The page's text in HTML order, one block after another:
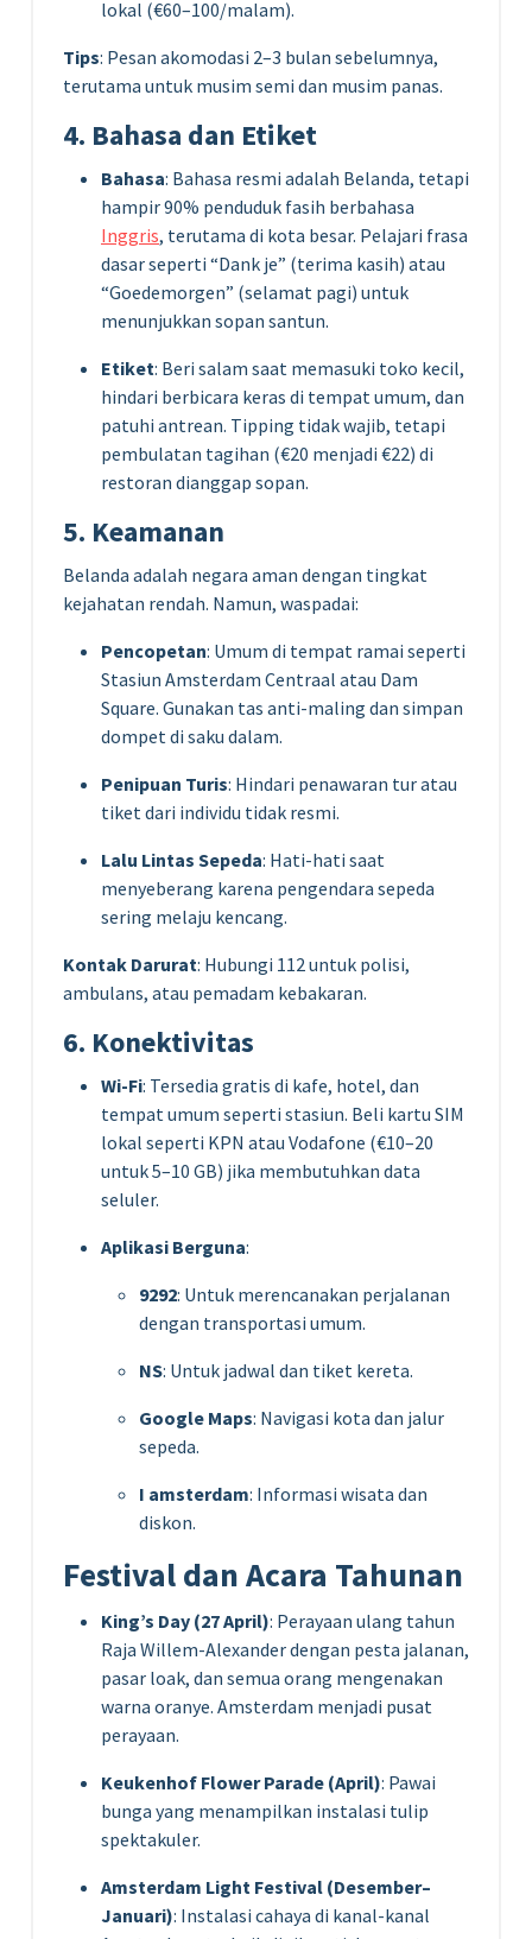
lokal (€60–100/malam).
Tips: Pesan akomodasi 2–3 bulan sebelumnya,
terutama untuk musim semi dan musim panas.
4. Bahasa dan Etiket
Bahasa: Bahasa resmi adalah Belanda, tetapi
hampir 90% penduduk fasih berbahasa
Inggris, terutama di kota besar. Pelajari frasa
dasar seperti “Dank je” (terima kasih) atau
“Goedemorgen” (selamat pagi) untuk
menunjukkan sopan santun.
Etiket: Beri salam saat memasuki toko kecil,
hindari berbicara keras di tempat umum, dan
patuhi antrean. Tipping tidak wajib, tetapi
pembulatan tagihan (€20 menjadi €22) di
restoran dianggap sopan.
5. Keamanan
Belanda adalah negara aman dengan tingkat
kejahatan rendah. Namun, waspadai:
Pencopetan: Umum di tempat ramai seperti
Stasiun Amsterdam Centraal atau Dam
Square. Gunakan tas anti-maling dan simpan
dompet di saku dalam.
Penipuan Turis: Hindari penawaran tur atau
tiket dari individu tidak resmi.
Lalu Lintas Sepeda: Hati-hati saat
menyeberang karena pengendara sepeda
sering melaju kencang.
Kontak Darurat: Hubungi 112 untuk polisi,
ambulans, atau pemadam kebakaran.
6. Konektivitas
Wi-Fi: Tersedia gratis di kafe, hotel, dan
tempat umum seperti stasiun. Beli kartu SIM
lokal seperti KPN atau Vodafone (€10–20
untuk 5–10 GB) jika membutuhkan data
seluler.
Aplikasi Berguna:
9292: Untuk merencanakan perjalanan
dengan transportasi umum.
NS: Untuk jadwal dan tiket kereta.
Google Maps: Navigasi kota dan jalur
sepeda.
I amsterdam: Informasi wisata dan
diskon.
Festival dan Acara Tahunan
King’s Day (27 April): Perayaan ulang tahun
Raja Willem-Alexander dengan pesta jalanan,
pasar loak, dan semua orang mengenakan
warna oranye. Amsterdam menjadi pusat
perayaan.
Keukenhof Flower Parade (April): Pawai
bunga yang menampilkan instalasi tulip
spektakuler.
Amsterdam Light Festival (Desember–
Januari): Instalasi cahaya di kanal-kanal